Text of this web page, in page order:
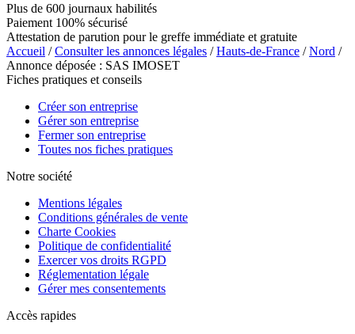
Plus de 600 journaux habilités
Paiement 100% sécurisé
Attestation de parution pour le greffe immédiate et gratuite
Accueil /Consulter les annonces légales /Hauts-de-France /Nord /
Annonce déposée : SAS IMOSET
Fiches pratiques et conseils
Créer son entreprise
Gérer son entreprise
Fermer son entreprise
Toutes nos fiches pratiques
Notre société
Mentions légales
Conditions générales de vente
Charte Cookies
Politique de confidentialité
Exercer vos droits RGPD
Réglementation légale
Gérer mes consentements
Accès rapides